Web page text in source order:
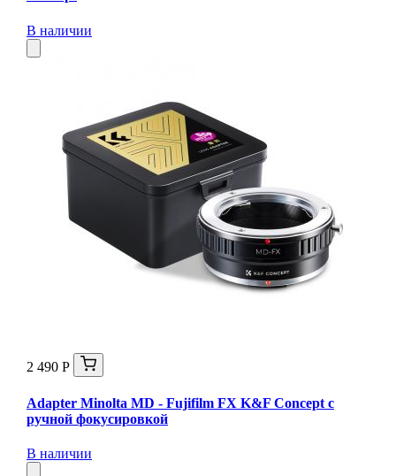
В наличии
2 490 Р
Adapter Minolta MD - Fujifilm FX K&F Concept с
ручной фокусировкой
В наличии